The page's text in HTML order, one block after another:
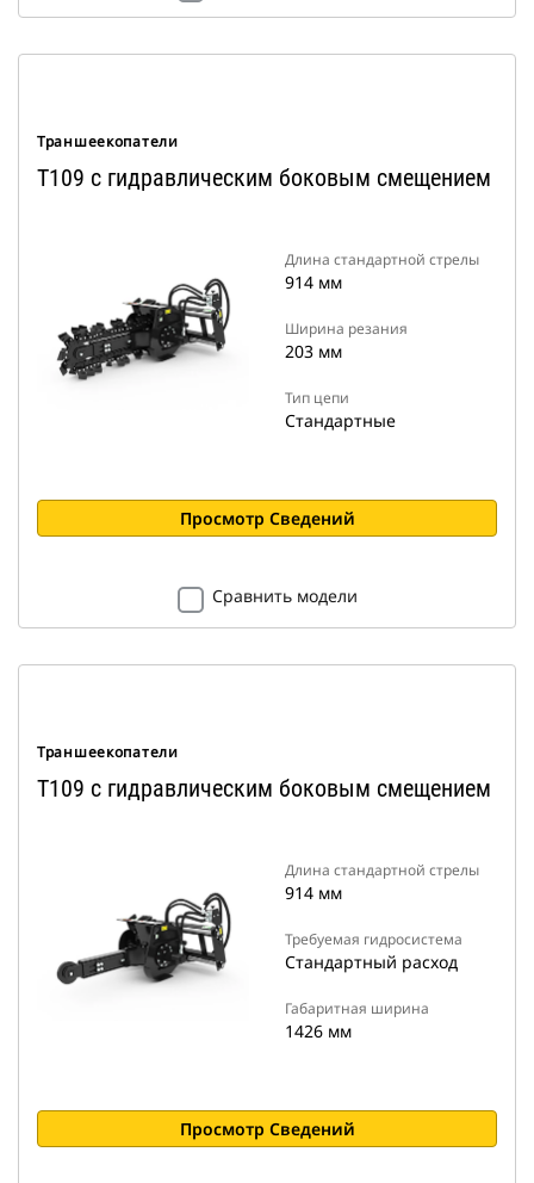
Траншеекопатели
T109 с гидравлическим боковым смещением
Длина стандартной стрелы
914 мм
Ширина резания
203 мм
Тип цепи
Стандартные
Просмотр Сведений
Сравнить модели
Траншеекопатели
T109 с гидравлическим боковым смещением
Длина стандартной стрелы
914 мм
Требуемая гидросистема
Стандартный расход
Габаритная ширина
1426 мм
Просмотр Сведений